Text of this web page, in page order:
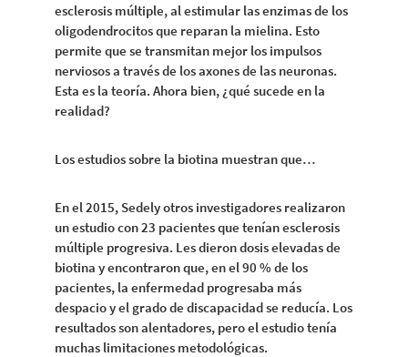
esclerosis múltiple, al estimular las enzimas de los
oligodendrocitos que reparan la mielina. Esto
permite que se transmitan mejor los impulsos
nerviosos a través de los axones de las neuronas.
Esta es la teoría. Ahora bien, ¿qué sucede en la
realidad?
Los estudios sobre la biotina muestran que…
En el 2015, Sedely otros investigadores realizaron
un estudio con 23 pacientes que tenían esclerosis
múltiple progresiva. Les dieron dosis elevadas de
biotina y encontraron que, en el 90 % de los
pacientes, la enfermedad progresaba más
despacio y el grado de discapacidad se reducía. Los
resultados son alentadores, pero el estudio tenía
muchas limitaciones metodológicas.